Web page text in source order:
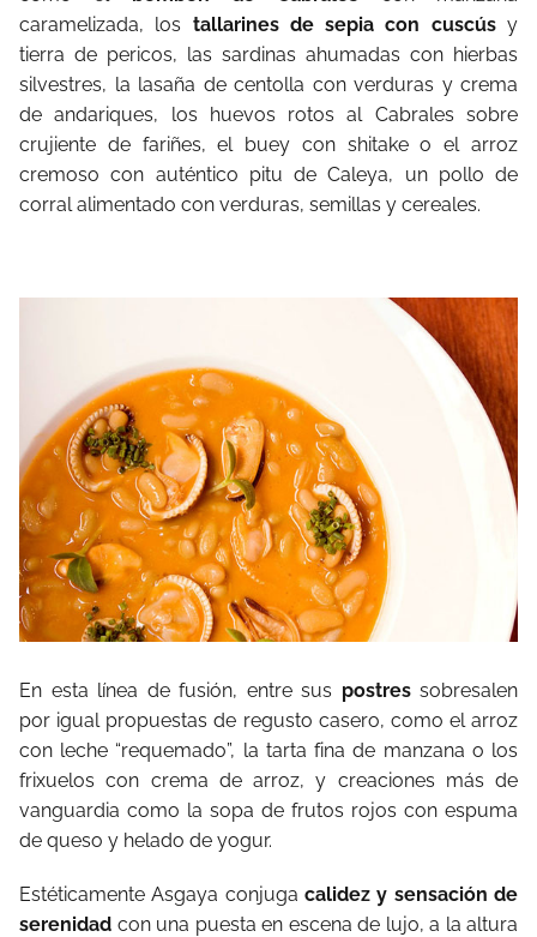
caramelizada, los tallarines de sepia con cuscúsy
tierra de pericos, las sardinas ahumadas con hierbas
silvestres, la lasaña de centolla con verduras y crema
de andariques, los huevos rotos al Cabrales sobre
crujiente de fariñes, el buey con shitake o el arroz
cremoso con auténtico pitu de Caleya, un pollo de
corral alimentado con verduras, semillas y cereales.
En esta línea de fusión, entre sus postressobresalen
por igual propuestas de regusto casero, como el arroz
con leche “requemado”, la tarta fina de manzana o los
frixuelos con crema de arroz, y creaciones más de
vanguardia como la sopa de frutos rojos con espuma
de queso y helado de yogur.
Estéticamente Asgaya conjuga calidez y sensación de
serenidad con una puesta en escena de lujo, a la altura